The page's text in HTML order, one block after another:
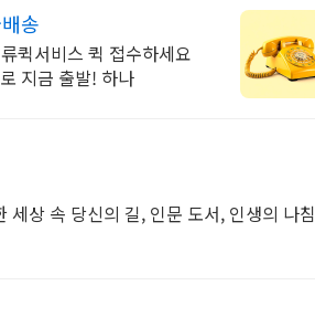
송
퀵서비스 퀵 접수하세요
지금 출발! 하나
상 속 당신의 길, 인문 도서, 인생의 나침